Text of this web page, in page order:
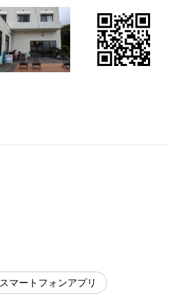
スマートフォンアプリ